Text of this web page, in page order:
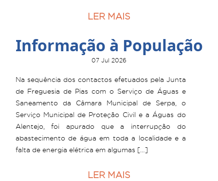
LER MAIS
Informação à População
07 Jul 2026
Na sequência dos contactos efetuados pela Junta
de Freguesia de Pias com o Serviço de Águas e
Saneamento da Câmara Municipal de Serpa, o
Serviço Municipal de Proteção Civil e a Águas do
Alentejo, foi apurado que a interrupção do
abastecimento de água em toda a localidade e a
falta de energia elétrica em algumas […]
LER MAIS